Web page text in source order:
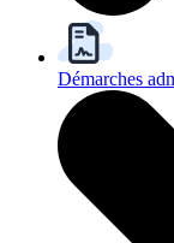
Démarches